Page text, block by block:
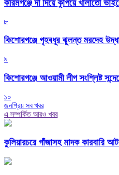
করিমগঞ্জে দা দিয়ে কুপিয়ে খালাতো
৮
কিশোরগঞ্জে গৃহবধূর ঝুলন্ত মরদেহ
৯
কিশোরগঞ্জে আওয়ামী লীগ সংশ্লিষ্ট
১০
জনপ্রিয় সব খবর
এ সম্পর্কিত আরও খবর
কুলিয়ারচরে গাঁজাসহ মাদক কারবারি